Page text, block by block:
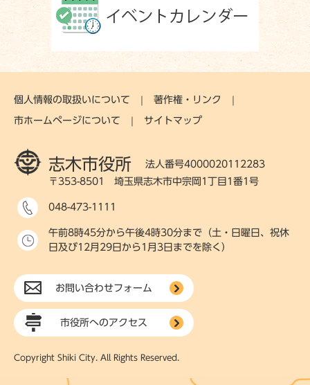
個人情報の取扱いについて 著作権・リンク
市ホームページについて サイトマップ
志木市役所
法人番号4000020112283
〒353-8501 埼玉県志木市中宗岡1丁目1番1号
048-473-1111
午前8時45分から午後4時30分まで（土・日曜日、祝休
日及び12月29日から1月3日までを除く）
お問い合わせフォーム
市役所へのアクセス
Copyright Shiki City. All Rights Reserved.